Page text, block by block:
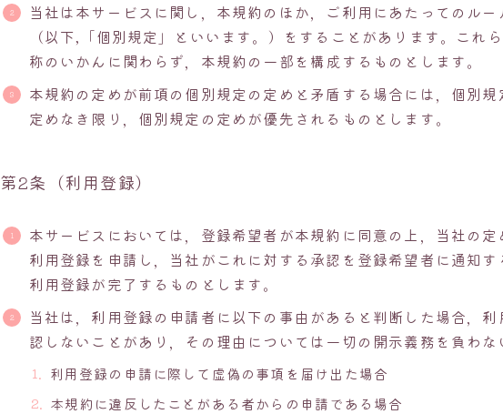
当社は本サービスに関し，本規約のほか，ご利用にあたってのルー
（以下,「個別規定」といいます。）をすることがあります。これ
称のいかんに関わらず，本規約の一部を構成するものとします。
本規約の定めが前項の個別規定の定めと矛盾する場合には，個別規
定めなき限り，個別規定の定めが優先されるものとします。
第2条（利用登録）
本サービスにおいては，登録希望者が本規約に同意の上，当社の定
利用登録を申請し，当社がこれに対する承認を登録希望者に通知す
利用登録が完了するものとします。
当社は，利用登録の申請者に以下の事由があると判断した場合，
認しないことがあり，その理由については一切の開示義務を負わな
利用登録の申請に際して虚偽の事項を届け出た場合
本規約に違反したことがある者からの申請である場合